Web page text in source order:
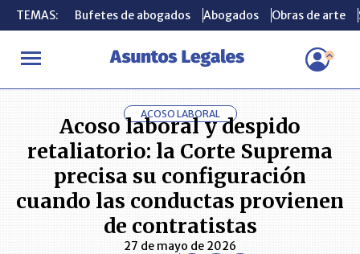
TEMAS: Bufetes de abogados Abogados Obras de arte
INICIO ANÁLISIS MARÍA ALEJANDRA ROJAS VALENZUELA
TEMAS: Bufetes de abogados Abogados Obras de arte
ACOSO LABORAL
Acoso laboral y despido
retaliatorio: la Corte Suprema
precisa su configuración
cuando las conductas provienen
de contratistas
27 de mayo de 2026